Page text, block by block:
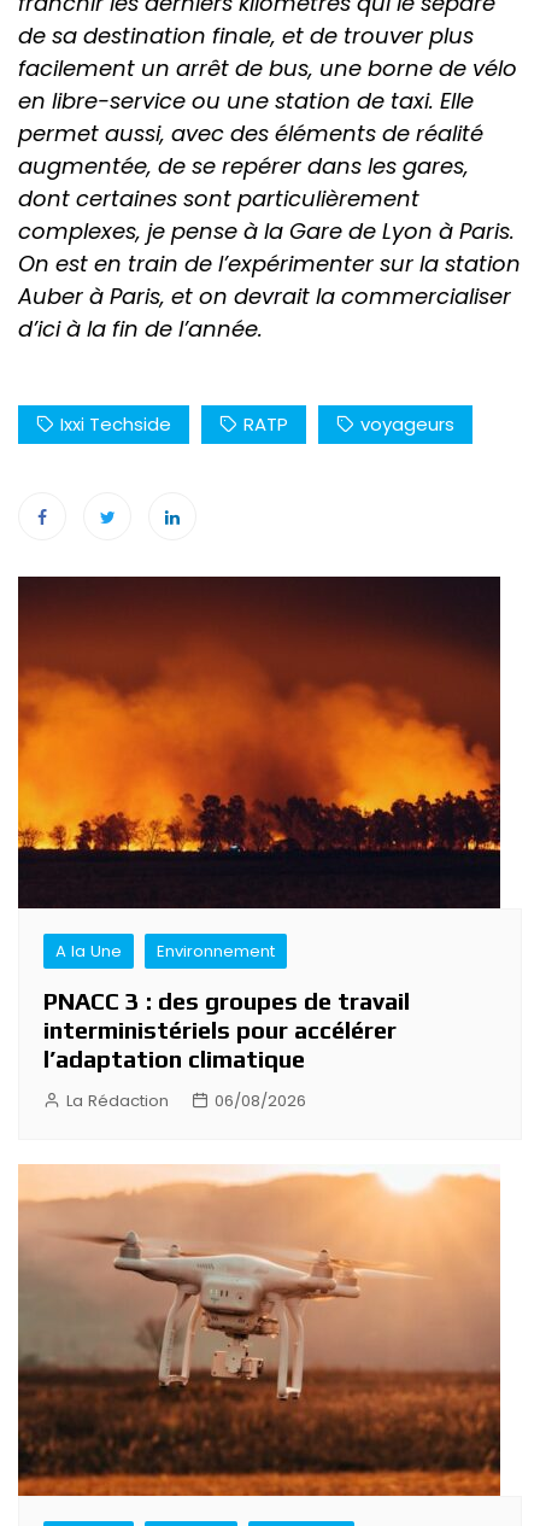
de sa destination finale, et de trouver plus
facilement un arrêt de bus, une borne de vélo
en libre-service ou une station de taxi. Elle
permet aussi, avec des éléments de réalité
augmentée, de se repérer dans les gares,
dont certaines sont particulièrement
complexes, je pense à la Gare de Lyon à Paris.
On est en train de l’expérimenter sur la station
Auber à Paris, et on devrait la commercialiser
d’ici à la fin de l’année.
Ixxi Techside RATP voyageurs
Navigation
de
l’article
A la Une Environnement
PNACC 3 : des groupes de travail
interministériels pour accélérer
l’adaptation climatique
La Rédaction 06/08/2026